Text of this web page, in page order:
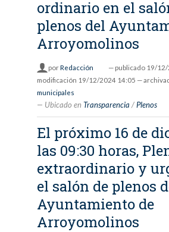
ordinario en el
plenos del
Arroyomolinos
porRedacción — publicado 19/
modificación 19/12/2024 14:05 —
municipales
Ubicado en Transparencia /Plenos
El próximo 16 de
las 09:30 horas,
extraordinario y
el salón de plenos
Ayuntamiento de
Arroyomolinos